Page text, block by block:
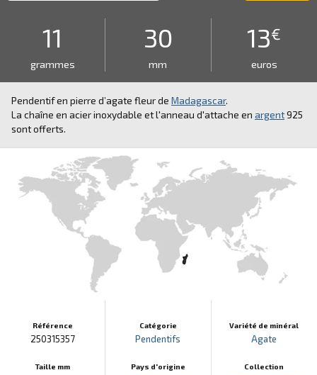
11
grammes
30
mm
13€
euros
Pendentif en pierre d’agate fleur de Madagascar.
La chaîne en acier inoxydable et l'anneau d'attache en argent925
sont offerts.
Référence
250315357
Taille mm
Catégorie
Pendentifs
Pays d'origine
Variété de minéral
Agate
Collection